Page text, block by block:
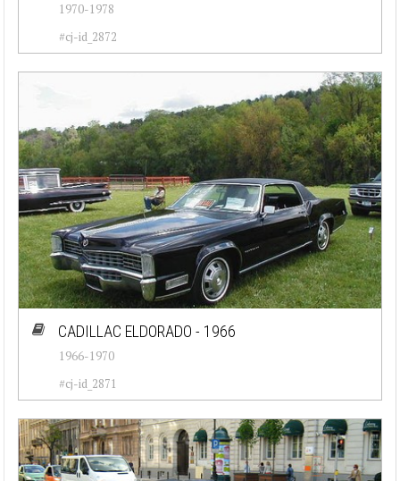
1970-1978
#cj-id_2872
CADILLAC ELDORADO - 1966
1966-1970
#cj-id_2871